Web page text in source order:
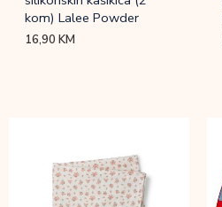
kom) Lalee Powder
16,90KM